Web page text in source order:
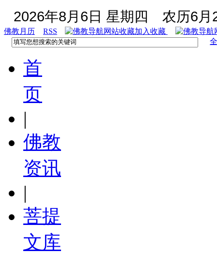
2026年8月6日 星期四 农历6月
佛教月历 RSS
加入收藏
首
页
|
佛教
资讯
|
菩提
文库